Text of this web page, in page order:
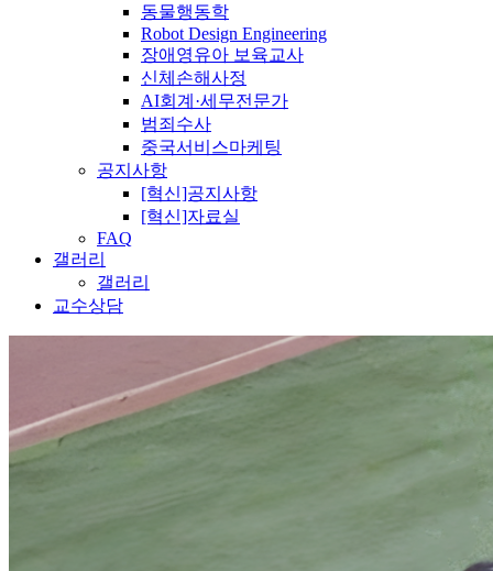
동물행동학
Robot Design Engineering
장애영유아 보육교사
신체손해사정
AI회계·세무전문가
범죄수사
중국서비스마케팅
공지사항
[혁신]공지사항
[혁신]자료실
FAQ
갤러리
갤러리
교수상담